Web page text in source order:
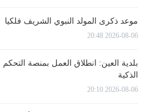
موعد ذكرى المولد النبوي الشريف فلكيا
2026-08-06 20:48
بلدية العين: انطلاق العمل بمنصة
الذكية
2026-08-06 20:10